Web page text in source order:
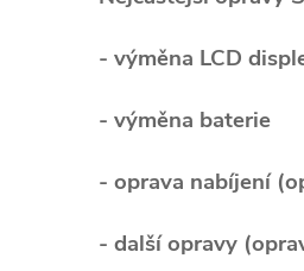
- výměna LCD
- výměna baterie
- oprava nabíjení
- další opravy